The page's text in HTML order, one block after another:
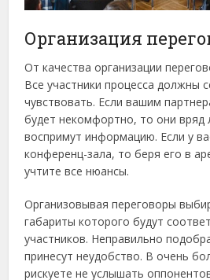
Организация
От качества организации
Все участники процесса должны
чувствовать. Если вашим
будет некомфортно, то они вряд
воспримут информацию. Если у
конференц-зала, то беря его в
учтите все нюансы.
Организовывая переговоры
габариты которого будут
участников. Неправильно
принесут неудобство. В очень
рискуете не услышать